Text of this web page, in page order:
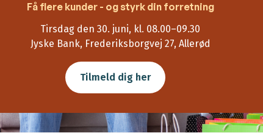
Få flere kunder - og styrk din forretning
Tirsdag den 30. juni, kl. 08.00–09.30
Jyske Bank, Frederiksborgvej 27, Allerød
Tilmeld dig her